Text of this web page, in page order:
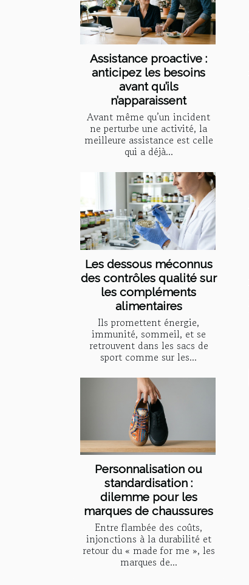
Assistance proactive :
anticipez les besoins
avant qu’ils
n’apparaissent
Avant même qu’un incident
ne perturbe une activité, la
meilleure assistance est celle
qui a déjà...
Les dessous méconnus
des contrôles qualité sur
les compléments
alimentaires
Ils promettent énergie,
immunité, sommeil, et se
retrouvent dans les sacs de
sport comme sur les...
Personnalisation ou
standardisation :
dilemme pour les
marques de chaussures
Entre flambée des coûts,
injonctions à la durabilité et
retour du « made for me », les
marques de...